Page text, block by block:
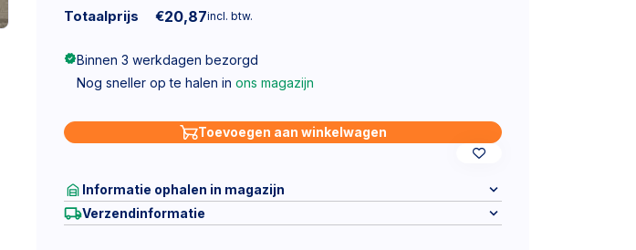
Totaalprijs €20,87incl. btw.
Binnen 3 werkdagen bezorgd
Nog sneller op te halen in ons magazijn
Toevoegen aan winkelwagen
Informatie ophalen in magazijn
Verzendinformatie